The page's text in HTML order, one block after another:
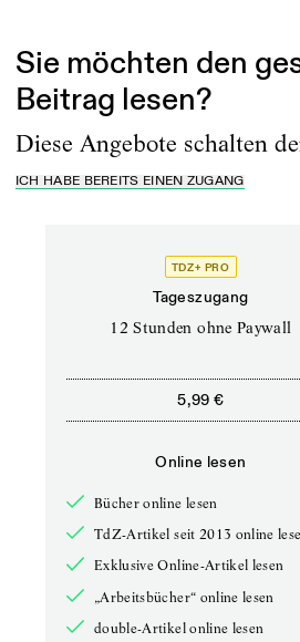
Sie möchten den
Beitrag lesen?
Diese Angebote schalten
ICH HABE BEREITS EINEN ZUGANG
TDZ+ PRO
Tageszugang
12 Stunden ohne Paywall
5,99 €
Online lesen
Bücher online lesen
TdZ-Artikel seit 2013 online
Exklusive Online-Artikel lesen
„Arbeitsbücher“ online lesen
double-Artikel online lesen